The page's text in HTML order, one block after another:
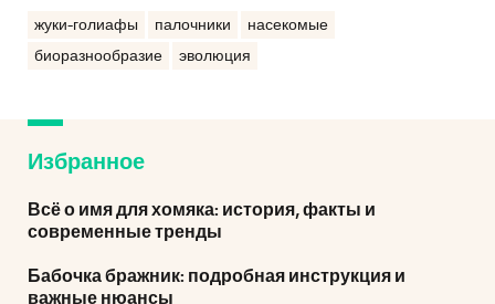
жуки-голиафы палочники
насекомые
биоразнообразие
эволюция
Избранное
Всё о имя для хомяка: история, факты и
современные тренды
Бабочка бражник: подробная инструкция и
важные нюансы